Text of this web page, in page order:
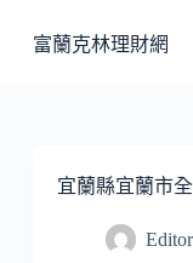
至
富蘭克林理財網
宜蘭縣宜蘭市
Editor